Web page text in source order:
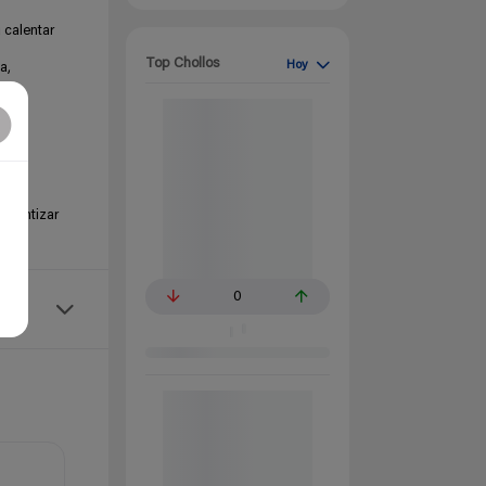
calentar
e
Top Chollos Hoy
0